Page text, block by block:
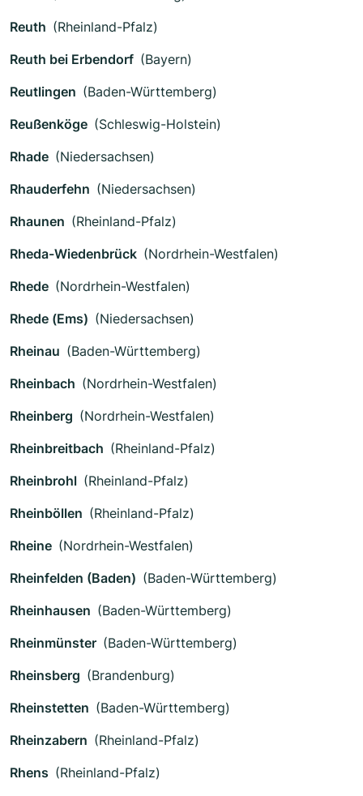
Reuth (Rheinland-Pfalz)
Reuth bei Erbendorf (Bayern)
Reutlingen (Baden-Württemberg)
Reußenköge (Schleswig-Holstein)
Rhade (Niedersachsen)
Rhauderfehn (Niedersachsen)
Rhaunen (Rheinland-Pfalz)
Rheda-Wiedenbrück (Nordrhein-Westfalen)
Rhede (Nordrhein-Westfalen)
Rhede (Ems) (Niedersachsen)
Rheinau (Baden-Württemberg)
Rheinbach (Nordrhein-Westfalen)
Rheinberg (Nordrhein-Westfalen)
Rheinbreitbach (Rheinland-Pfalz)
Rheinbrohl (Rheinland-Pfalz)
Rheinböllen (Rheinland-Pfalz)
Rheine (Nordrhein-Westfalen)
Rheinfelden (Baden) (Baden-Württemberg)
Rheinhausen (Baden-Württemberg)
Rheinmünster (Baden-Württemberg)
Rheinsberg (Brandenburg)
Rheinstetten (Baden-Württemberg)
Rheinzabern (Rheinland-Pfalz)
Rhens (Rheinland-Pfalz)